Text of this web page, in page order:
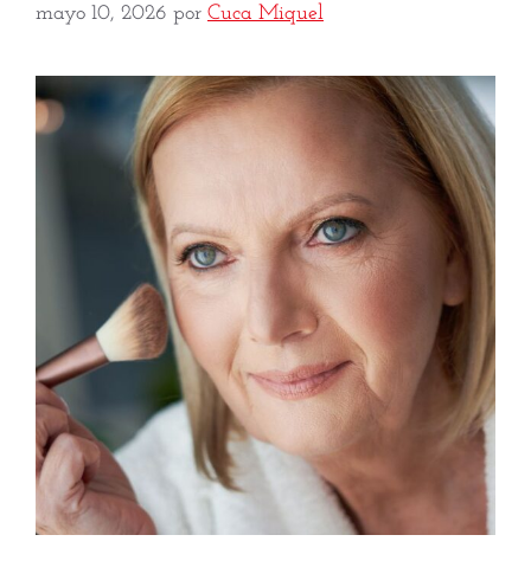
mayo 10, 2026 por Cuca Miquel